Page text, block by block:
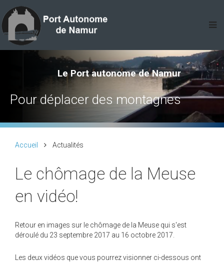
Le Port autonome de Namur
Pour déplacer des montagnes
Le Port autonome de Namur
La voie d’eau pour autoroute
Le Port autonome de Namur
Le monde à portée d’eau
Accueil Actualités
Le chômage de la Meuse
en vidéo!
Retour en images sur le chômage de la Meuse qui s'est
déroulé du 23 septembre 2017 au 16 octobre 2017.
Les deux vidéos que vous pourrez visionner ci-dessous ont